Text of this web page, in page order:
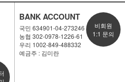
BANK ACCOUNT
국민 634901-04-273246
농협 302-0978-1226-61
우리 1002-849-488332
예금주 : 김미란
비회원
1:1 문의